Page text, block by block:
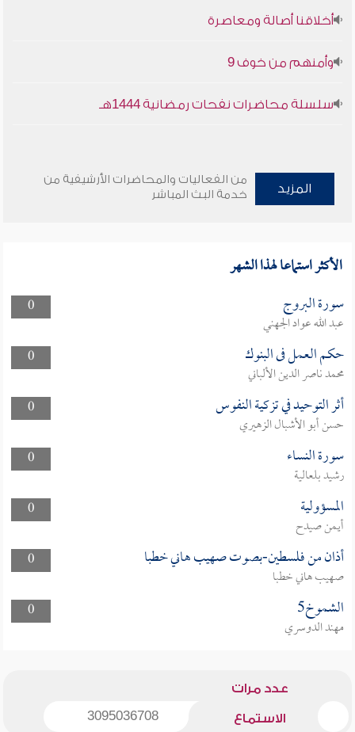
أخلاقنا أصالة ومعاصرة
وأمنهم من خوف 9
سلسلة محاضرات نفحات رمضانية 1444هـ
المزيد
من الفعاليات والمحاضرات الأرشيفية من
خدمة البث المباشر
الأكثر استماعا لهذا الشهر
0 سورة البروج
عبد الله عواد الجهني
0
حكم العمل فى البنوك
محمد ناصر الدين الألباني
0
أثر التوحيد في تزكية النفوس
حسن أبو الأشبال الزهيري
0
سورة النساء
رشيد بلعالية
0
المسؤولية
أيمن صيدح
0
أذان من فلسطين-بصوت صهيب هاني خطبا
صهيب هاني خطبا
0
الشموخ5
مهند الدوسري
عدد مرات
الاستماع 3095036708